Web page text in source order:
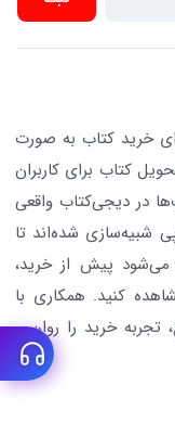
خرید کتاب به صورت
کتاب برای کاربران
در دیجی‌کتاب واقعی
شبیه‌سازی شده‌اند تا
می‌شود پیش از خرید،
کنید. همکاری با
تجربه خرید را روان و